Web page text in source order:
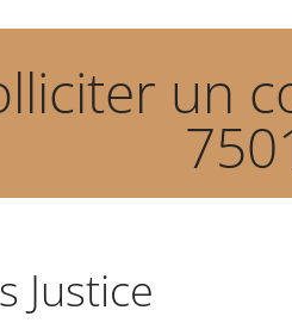
un
Justice